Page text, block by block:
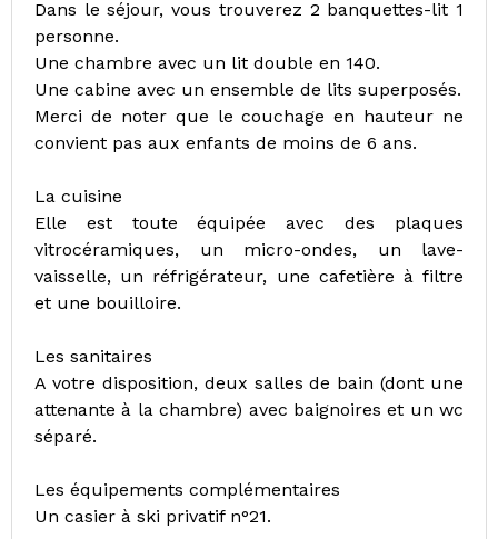
Dans le séjour, vous trouverez 2 banquettes-lit 1
personne.
Une chambre avec un lit double en 140.
Une cabine avec un ensemble de lits superposés.
Merci de noter que le couchage en hauteur ne
convient pas aux enfants de moins de 6 ans.
La cuisine
Elle est toute équipée avec des plaques
vitrocéramiques, un micro-ondes, un lave-
vaisselle, un réfrigérateur, une cafetière à filtre
et une bouilloire.
Les sanitaires
A votre disposition, deux salles de bain (dont une
attenante à la chambre) avec baignoires et un wc
séparé.
Les équipements complémentaires
Un casier à ski privatif n°21.